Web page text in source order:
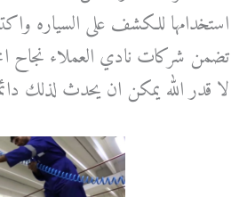
استخدامها للكشف على السياره
تضمن شركات نادي العملاء نجاح
لا قدر الله يمكن ان يحدث لذلك